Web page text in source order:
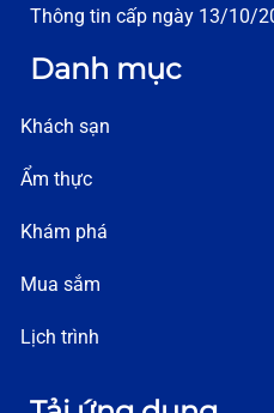
Thông tin cấp ngày 13/10/
Danh mục
Khách sạn
Ẩm thực
Khám phá
Mua sắm
Lịch trình